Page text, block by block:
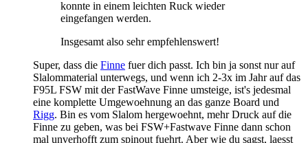
konnte in einem leichten Ruck wieder
eingefangen werden.
Insgesamt also sehr empfehlenswert!
Super, dass die Finne fuer dich passt. Ich bin ja sonst nur auf
Slalommaterial unterwegs, und wenn ich 2-3x im Jahr auf das
F95L FSW mit der FastWave Finne umsteige, ist's jedesmal
eine komplette Umgewoehnung an das ganze Board und
Rigg. Bin es vom Slalom hergewoehnt, mehr Druck auf die
Finne zu geben, was bei FSW+Fastwave Finne dann schon
mal unverhofft zum spinout fuehrt. Aber wie du sagst, laesst